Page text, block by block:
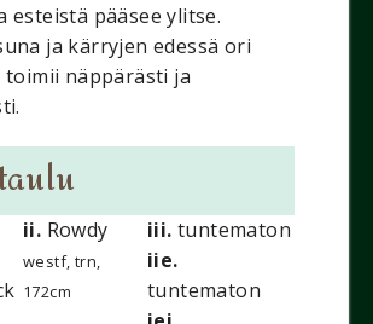
esteistä pääsee ylitse.
ja kärryjen edessä ori
näppärästi ja
ii. Rowdy
westf, trn,
172cm
iii. tuntematon
iie.
tuntematon